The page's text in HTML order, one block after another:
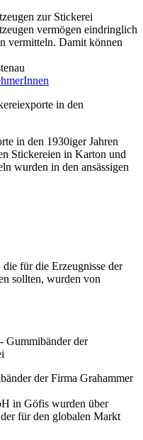
zur Stickerei
vermögen eindringlich
vermitteln. Damit können
in den 1930iger Jahren
Stickereien in Karton und
wurden in den ansässigen
für die Erzeugnisse der
sollten, wurden von
der Firma Grahammer
in Göfis wurden über
für den globalen Markt